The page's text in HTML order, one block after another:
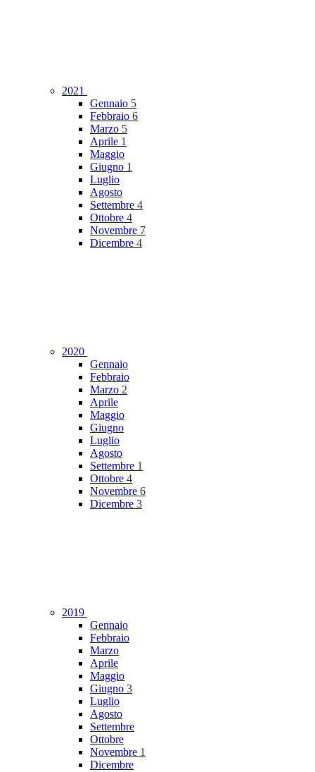
2021
Gennaio 5
Febbraio 6
Marzo 5
Aprile 1
Maggio
Giugno 1
Luglio
Agosto
Settembre 4
Ottobre 4
Novembre 7
Dicembre 4
2020
Gennaio
Febbraio
Marzo 2
Aprile
Maggio
Giugno
Luglio
Agosto
Settembre 1
Ottobre 4
Novembre 6
Dicembre 3
2019
Gennaio
Febbraio
Marzo
Aprile
Maggio
Giugno 3
Luglio
Agosto
Settembre
Ottobre
Novembre 1
Dicembre